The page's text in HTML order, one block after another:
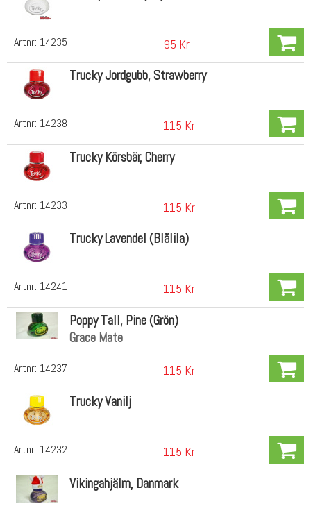
Artnr: 14235 95 Kr
Artnr: 14238
Trucky Jordgubb, Strawberry
115 Kr
Artnr: 14233
Trucky Körsbär, Cherry
115 Kr
Artnr: 14241
Trucky Lavendel (Blålila)
115 Kr
Artnr: 14237
Poppy Tall, Pine (Grön)
Grace Mate
115 Kr
Artnr: 14232
Trucky Vanilj
115 Kr
Vikingahjälm, Danmark